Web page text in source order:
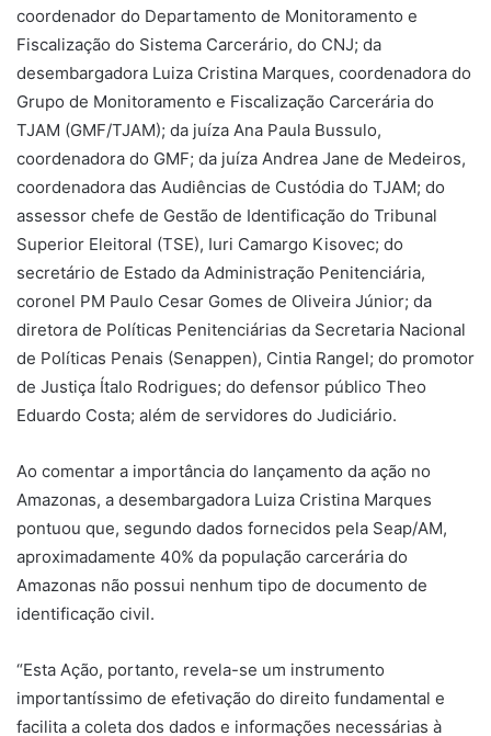
coordenador do Departamento de Monitoramento e
Fiscalização do Sistema Carcerário, do CNJ; da
desembargadora Luiza Cristina Marques, coordenadora do
Grupo de Monitoramento e Fiscalização Carcerária do
TJAM (GMF/TJAM); da juíza Ana Paula Bussulo,
coordenadora do GMF; da juíza Andrea Jane de Medeiros,
coordenadora das Audiências de Custódia do TJAM; do
assessor chefe de Gestão de Identificação do Tribunal
Superior Eleitoral (TSE), Iuri Camargo Kisovec; do
secretário de Estado da Administração Penitenciária,
coronel PM Paulo Cesar Gomes de Oliveira Júnior; da
diretora de Políticas Penitenciárias da Secretaria Nacional
de Políticas Penais (Senappen), Cintia Rangel; do promotor
de Justiça Ítalo Rodrigues; do defensor público Theo
Eduardo Costa; além de servidores do Judiciário.
Ao comentar a importância do lançamento da ação no
Amazonas, a desembargadora Luiza Cristina Marques
pontuou que, segundo dados fornecidos pela Seap/AM,
aproximadamente 40% da população carcerária do
Amazonas não possui nenhum tipo de documento de
identificação civil.
“Esta Ação, portanto, revela-se um instrumento
importantíssimo de efetivação do direito fundamental e
facilita a coleta dos dados e informações necessárias à